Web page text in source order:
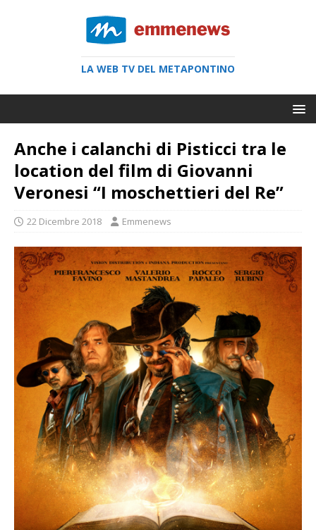
LA WEB TV DEL METAPONTINO
Anche i calanchi di Pisticci tra le
location del film di Giovanni
Veronesi “I moschettieri del Re”
22 Dicembre 2018 Emmenews